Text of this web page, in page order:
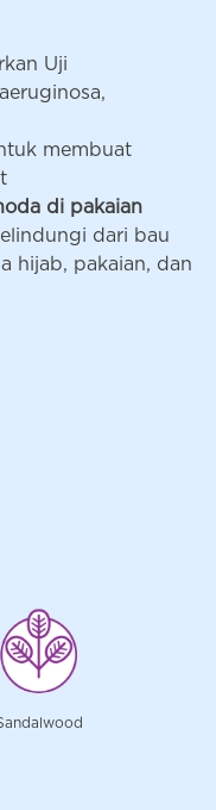
Uji
membuat
di pakaian
dari bau
hijab, pakaian, dan